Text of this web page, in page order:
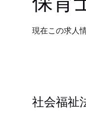
現在この求人
社会福祉